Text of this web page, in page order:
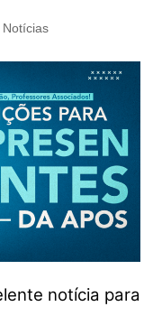
Notícias
notícia para